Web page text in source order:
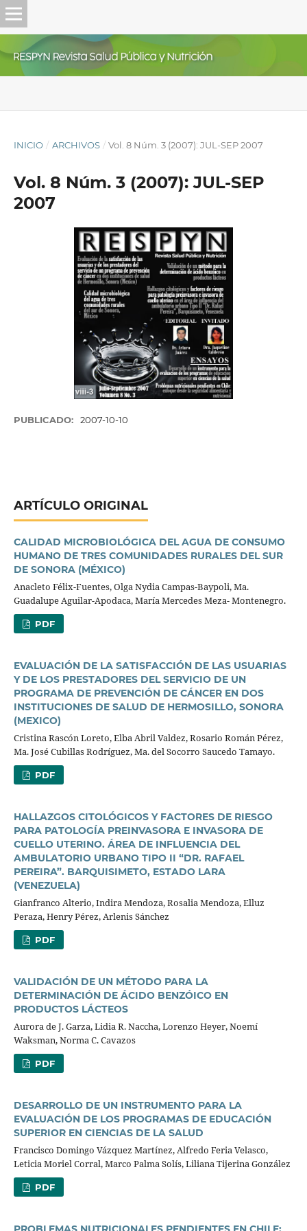
INICIO / ARCHIVOS / Vol. 8 Núm. 3 (2007): JUL-SEP 2007
Vol. 8 Núm. 3 (2007): JUL-SEP
2007
PUBLICADO: 2007-10-10
ARTÍCULO ORIGINAL
CALIDAD MICROBIOLÓGICA DEL AGUA DE CONSUMO
HUMANO DE TRES COMUNIDADES RURALES DEL SUR
DE SONORA (MÉXICO)
Anacleto Félix-Fuentes, Olga Nydia Campas-Baypoli, Ma.
Guadalupe Aguilar-Apodaca, María Mercedes Meza- Montenegro.
PDF
EVALUACIÓN DE LA SATISFACCIÓN DE LAS USUARIAS
Y DE LOS PRESTADORES DEL SERVICIO DE UN
PROGRAMA DE PREVENCIÓN DE CÁNCER EN DOS
INSTITUCIONES DE SALUD DE HERMOSILLO, SONORA
(MEXICO)
Cristina Rascón Loreto, Elba Abril Valdez, Rosario Román Pérez,
Ma. José Cubillas Rodríguez, Ma. del Socorro Saucedo Tamayo.
PDF
HALLAZGOS CITOLÓGICOS Y FACTORES DE RIESGO
PARA PATOLOGÍA PREINVASORA E INVASORA DE
CUELLO UTERINO. ÁREA DE INFLUENCIA DEL
AMBULATORIO URBANO TIPO II “DR. RAFAEL
PEREIRA”. BARQUISIMETO, ESTADO LARA
(VENEZUELA)
Gianfranco Alterio, Indira Mendoza, Rosalia Mendoza, Elluz
Peraza, Henry Pérez, Arlenis Sánchez
PDF
VALIDACIÓN DE UN MÉTODO PARA LA
DETERMINACIÓN DE ÁCIDO BENZÓICO EN
PRODUCTOS LÁCTEOS
Aurora de J. Garza, Lidia R. Naccha, Lorenzo Heyer, Noemí
Waksman, Norma C. Cavazos
PDF
DESARROLLO DE UN INSTRUMENTO PARA LA
EVALUACIÓN DE LOS PROGRAMAS DE EDUCACIÓN
SUPERIOR EN CIENCIAS DE LA SALUD
Francisco Domingo Vázquez Martínez, Alfredo Feria Velasco,
Leticia Moriel Corral, Marco Palma Solís, Liliana Tijerina González
PDF